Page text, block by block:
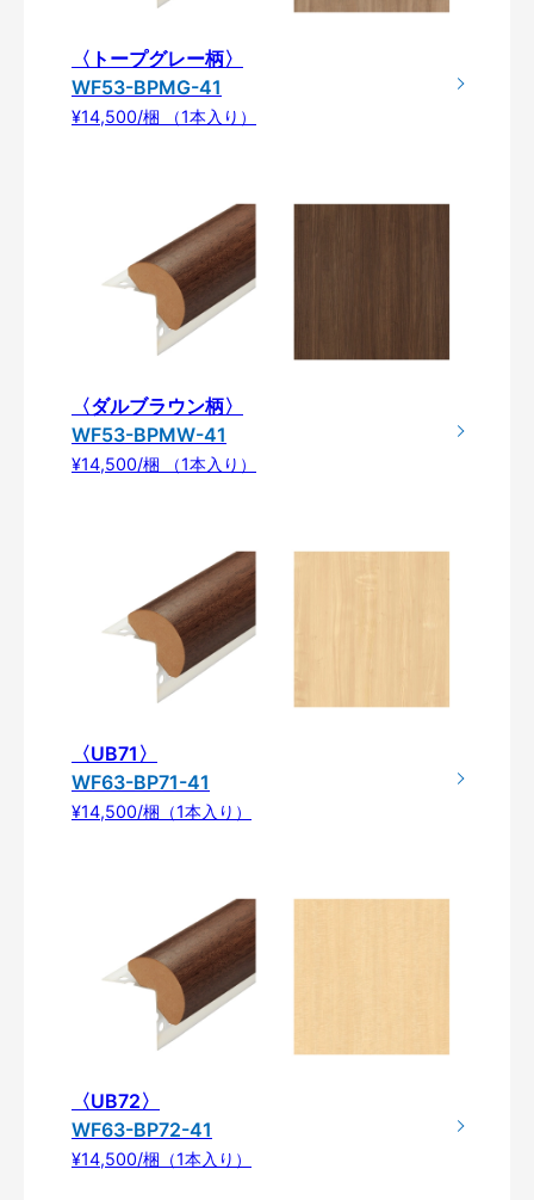
〈トープグレー柄〉
WF53-BPMG-41
¥14,500/梱 （1本入り）
〈ダルブラウン柄〉
WF53-BPMW-41
¥14,500/梱 （1本入り）
〈UB71〉
WF63-BP71-41
¥14,500/梱（1本入り）
〈UB72〉
WF63-BP72-41
¥14,500/梱（1本入り）